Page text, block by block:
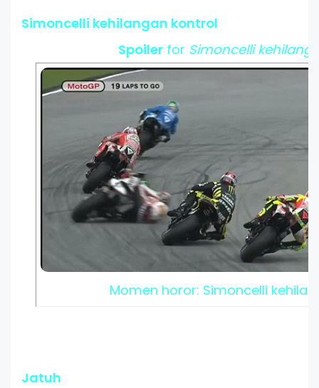
Simoncelli kehilangan kontrol
Spoiler for Simoncelli
Momen horor: Simoncelli
Jatuh